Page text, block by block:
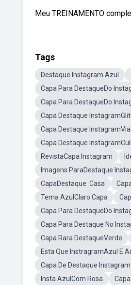
Meu TREINAMENTO
Tags
Destaque Instagram Azul
Capa Para DestaqueDo
Capa Para DestaqueDo
Capa Destaque
Capa Destaque
Capa Destaque
RevistaCapa Instagram
Imagens ParaDestaque
CapaDestaque. Casa
Tema AzulClaro Capa
Capa Para DestaqueDo
Capa Para Destaque No
Capa Rara DestaqueVerde
Esta Que InstragramAzul E
Capa De Destaque
Insta AzulCom Rosa